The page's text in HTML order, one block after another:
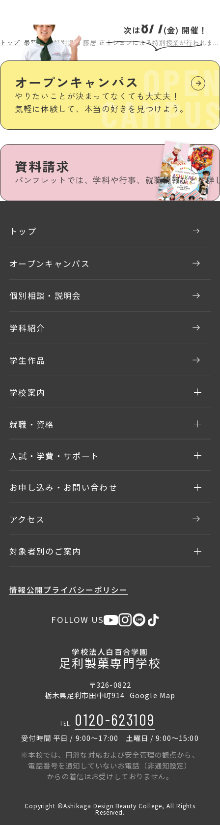
トップ 最新情報 特別講師 藤居 正士シェフによる特別授業が行われました
資料請求
パンフレットでは、学科や行事、就職情報などを詳
オープンキャンパス
やりたいことが決まってなくても大丈夫！
気軽に体験して、本当の好きを見つけよう。
次は8/7(金) 開催！
トップ
オープンキャンパス
個別相談・説明会
学科紹介
学生作品
学校案内
就職・資格
入試・学費・サポート
お申し込み・お問い合わせ
アクセス
対象者別のご案内
情報公開プライバシーポリシー
FOLLOW US
学校法人白百合学園
足利製菓専門学校
〒326-0822
栃木県足利市田中町914 Google Map
TEL. 0120-623109
受付時間 平日 / 9:00〜17:00 土曜日 / 9:00〜15:00
※本校では、円滑な対応および安全管理の観点から、
電話番号を通知していないお電話（非通知設定）
からの着信はお受けしておりません。
Copyright ©Ashikaga Design Beauty College, All Rights
Reserved.